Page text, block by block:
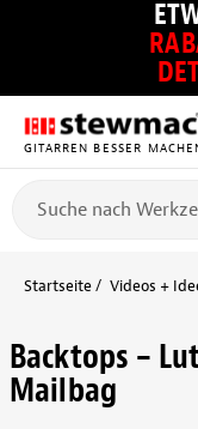
GITARREN BESSER
Startseite Videos +
Backtops –
Mailbag